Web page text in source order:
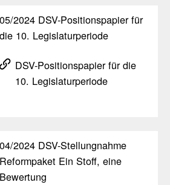
05/​2024 DSV-Posi­ti­ons­pa­pier für
die 10. Legis­la­tur­pe­riode
DSV-Posi­ti­ons­pa­pier für die
10. Legis­la­tur­pe­riode
04/​2024 DSV-Stel­lung­nahme
Reform­paket Ein Stoff, eine
Bewer­tung